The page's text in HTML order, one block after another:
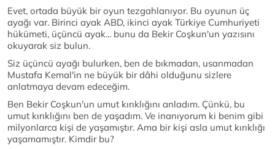
Evet, ortada büyük bir oyun tezgahlanıyor. Bu oyunun üç
ayağı var. Birinci ayak ABD, ikinci ayak Türkiye Cumhuriyeti
hükümeti, üçüncü ayak... bunu da Bekir Coşkun'un yazısını
okuyarak siz bulun.
Siz üçüncü ayağı bulurken, ben de bıkmadan, usanmadan
Mustafa Kemal'in ne büyük bir dâhi olduğunu sizlere
anlatmaya devam edeceğim.
Ben Bekir Coşkun'un umut kırıklığını anladım. Çünkü, bu
umut kırıklığını ben de yaşadım. Ve inanıyorum ki benim gibi
milyonlarca kişi de yaşamıştır. Ama bir kişi asla umut kırıklığı
yaşamamıştır. Kimdir bu?